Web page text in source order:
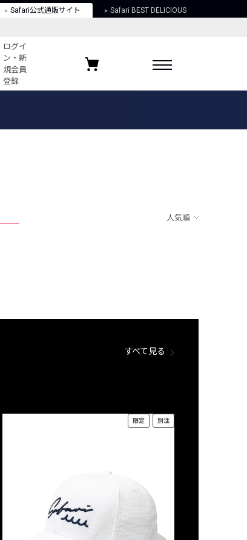
Safari公式通販サイト Safari BEST DELICIOUS
ログイ
ン・新
規会員
登録
お気に入りブランド
人気順
すべて見る
限定 別注